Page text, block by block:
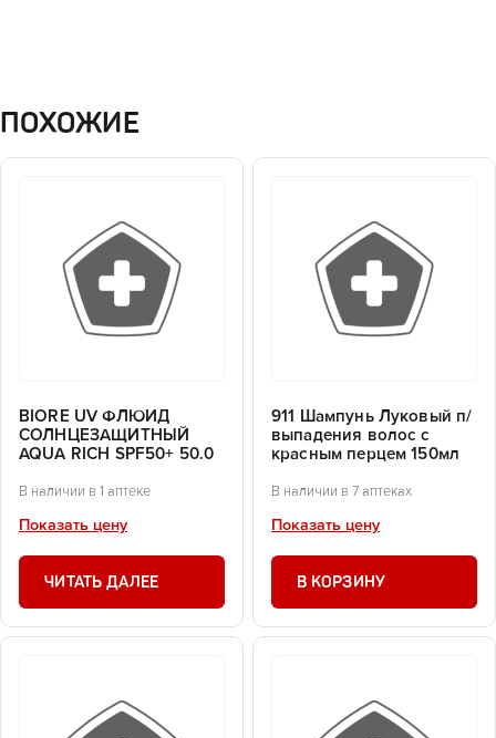
ПОХОЖИЕ
BIORE UV ФЛЮИД
СОЛНЦЕЗАЩИТНЫЙ
AQUA RICH SPF50+ 50.0
В наличии в 1 аптеке
Показать цену
ЧИТАТЬ ДАЛЕЕ
911 Шампунь Луковый п/
выпадения волос с
красным перцем 150мл
В наличии в 7 аптеках
Показать цену
В КОРЗИНУ